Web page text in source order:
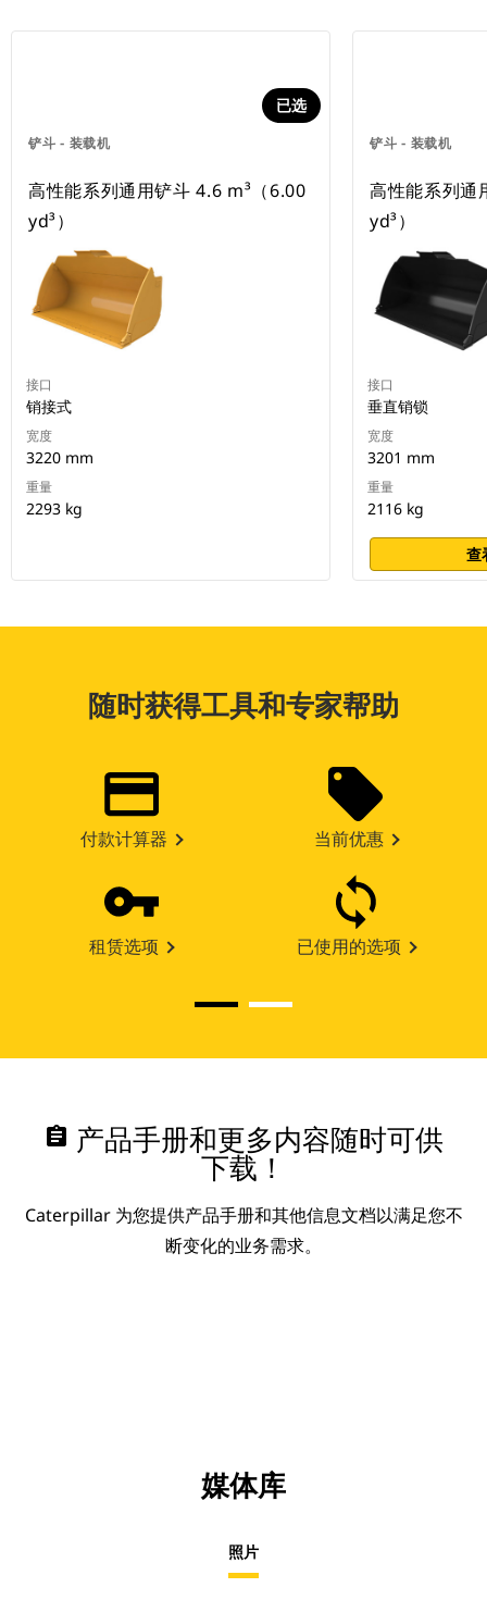
铲斗 - 装载机
已选
高性能系列通用铲斗 4.6 m³（6.00
yd³）
接口
销接式
宽度
3220 mm
重量
2293 kg
铲斗 - 装载机
高性能系列通
yd³）
接口
垂直销锁
宽度
3201 mm
重量
2116 kg
查
随时获得工具和专家帮助
付款计算器 当前优惠
租赁选项 已使用的选项
assignment 产品手册和更多内容随时可供
下载！
Caterpillar 为您提供产品手册和其他信息文档以满足您不
断变化的业务需求。
媒体库
照片